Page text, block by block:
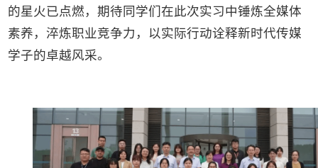
的星火已点燃，期待同学们在此次实习中锤炼全媒体
素养，淬炼职业竞争力，以实际行动诠释新时代传媒
学子的卓越风采。